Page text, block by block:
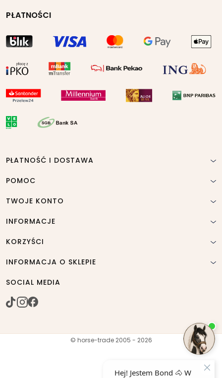
PŁATNOŚCI
PŁATNOŚĆ I DOSTAWA
POMOC
TWOJE KONTO
INFORMACJE
KORZYŚCI
INFORMACJA O SKLEPIE
SOCIAL MEDIA
© horse-trade 2005 - 2026